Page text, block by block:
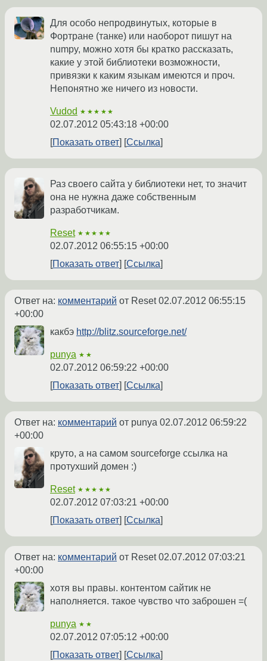
Для особо непродвинутых, которые в
Фортране (танке) или наоборот пишут на
numpy, можно хотя бы кратко рассказать,
какие у этой библиотеки возможности,
привязки к каким языкам имеются и проч.
Непонятно же ничего из новости.
Vudod ★★★★★
02.07.2012 05:43:18 +00:00
Показать ответ
Ссылка
Раз своего сайта у библиотеки нет, то значит
она не нужна даже собственным
разработчикам.
Reset ★★★★★
02.07.2012 06:55:15 +00:00
Показать ответ
Ссылка
Ответ на: комментарий от Reset02.07.2012 06:55:15
+00:00
какбэ http://blitz.sourceforge.net/
punya ★★
02.07.2012 06:59:22 +00:00
Показать ответ
Ссылка
Ответ на: комментарий от punya 02.07.2012 06:59:22
+00:00
круто, а на самом sourceforge ссылка на
протухший домен :)
Reset ★★★★★
02.07.2012 07:03:21 +00:00
Показать ответ
Ссылка
Ответ на: комментарий от Reset02.07.2012 07:03:21
+00:00
хотя вы правы. контентом сайтик не
наполняется. такое чувство что заброшен =(
punya ★★
02.07.2012 07:05:12 +00:00
Показать ответ
Ссылка